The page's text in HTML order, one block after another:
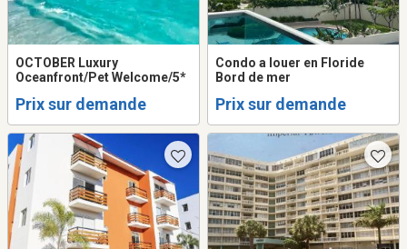
OCTOBER Luxury
Oceanfront/Pet Welcome/5*
Prix sur demande
Condo a louer en Floride
Bord de mer
Prix sur demande